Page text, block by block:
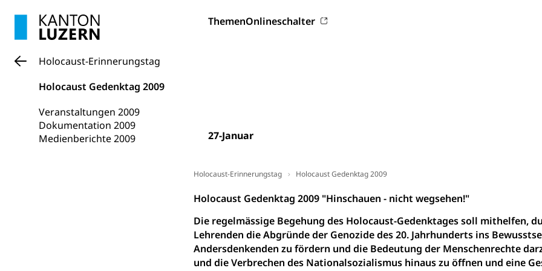
ThemenOnlineschalter
27-Januar
Holocaust-Erinnerungstag
Holocaust Gedenktag 2009
Veranstaltungen 2009
Dokumentation 2009
Medienberichte 2009
Holocaust-Erinnerungstag Holocaust Gedenktag 2009
Holocaust Gedenktag 2009 "Hinschauen - nicht wegsehen!"
Die regelmässige Begehung des Holocaust-Gedenktages soll mithelfen,
Lehrenden die Abgründe der Genozide des 20. Jahrhunderts ins
Andersdenkenden zu fördern und die Bedeutung der Menschenrechte
und die Verbrechen des Nationalsozialismus hinaus zu öffnen und eine
swissuniversities Universität Luzern
Vorschule
Konsumentenrechte, Produktsicherheit, Preisüberwachung, Preisüberwacher,
Lebensmittelkontrolle und Verbraucherschutz
Krankenversicherung
Unfallversicherung, Berufsunfallversicherung, Krankheit, Unfall,
Krankenversicherung (WAS Luzern)
Prämienverbilligung (WAS
Obligatorische Krankenversicherung (WAS Luzern)
Kranken- und
Lebensmittelsicherheit
sichere Lebensmittel, Lebensmittelkontrolle, Lebensmittelhygiene,